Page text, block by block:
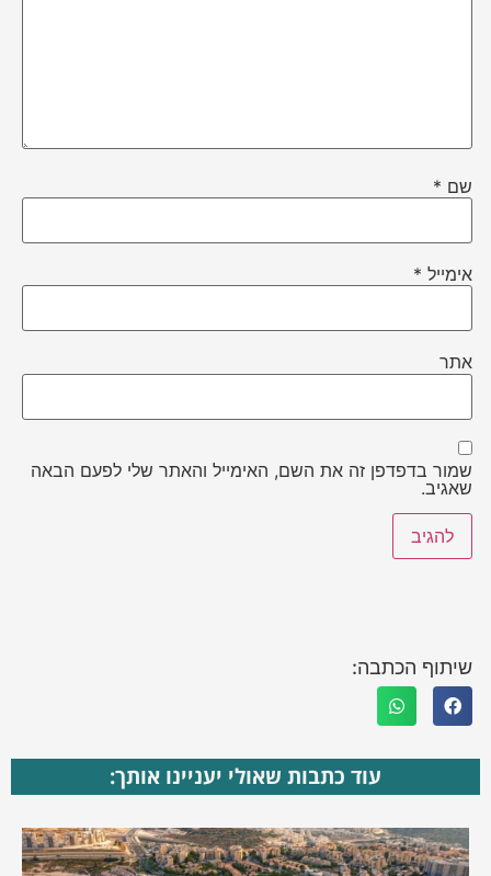
שם *
אימייל *
אתר
שמור בדפדפן זה את השם, האימייל והאתר שלי לפעם הבאה
שאגיב.
שיתוף הכתבה:
עוד כתבות שאולי יעניינו אותך: